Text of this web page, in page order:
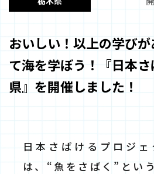
おいしい！以上の学び
て海を学ぼう！『日本
県』を開催しました！
日本さばけるプロジ
は、“魚をさばく”とい